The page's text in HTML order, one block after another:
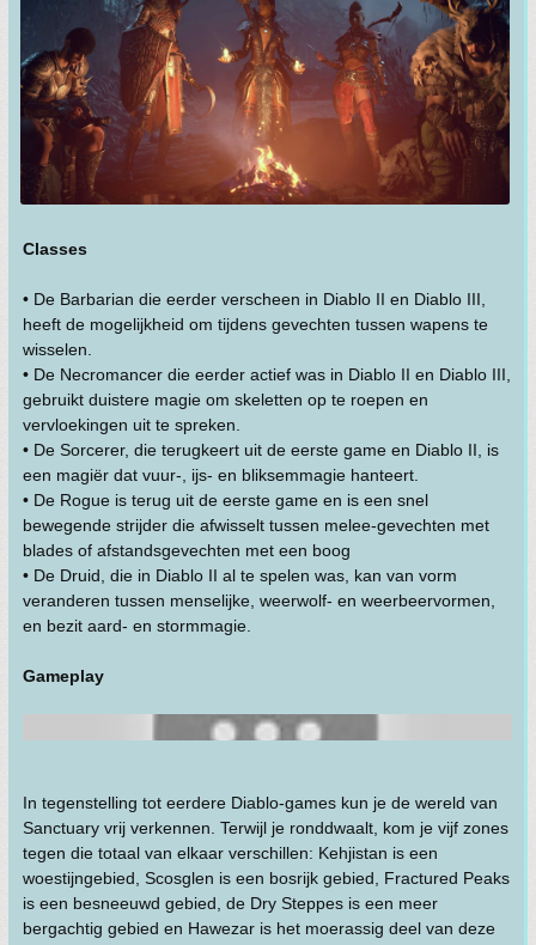
Classes
• De Barbarian die eerder verscheen in Diablo II en Diablo III,
heeft de mogelijkheid om tijdens gevechten tussen wapens te
wisselen.
• De Necromancer die eerder actief was in Diablo II en Diablo III,
gebruikt duistere magie om skeletten op te roepen en
vervloekingen uit te spreken.
• De Sorcerer, die terugkeert uit de eerste game en Diablo II, is
een magiër dat vuur-, ijs- en bliksemmagie hanteert.
• De Rogue is terug uit de eerste game en is een snel
bewegende strijder die afwisselt tussen melee-gevechten met
blades of afstandsgevechten met een boog
• De Druid, die in Diablo II al te spelen was, kan van vorm
veranderen tussen menselijke, weerwolf- en weerbeervormen,
en bezit aard- en stormmagie.
Gameplay
In tegenstelling tot eerdere Diablo-games kun je de wereld van
Sanctuary vrij verkennen. Terwijl je ronddwaalt, kom je vijf zones
tegen die totaal van elkaar verschillen: Kehjistan is een
woestijngebied, Scosglen is een bosrijk gebied, Fractured Peaks
is een besneeuwd gebied, de Dry Steppes is een meer
bergachtig gebied en Hawezar is het moerassig deel van deze